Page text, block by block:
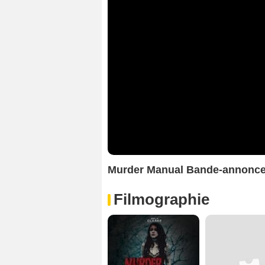
Murder Manual Bande-
Filmographie